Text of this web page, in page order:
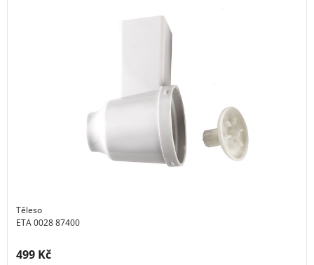
Těleso
ETA 0028 87400
Cena s DPH:
499 Kč